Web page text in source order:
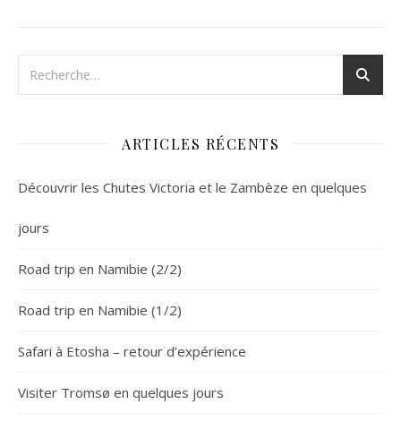
ARTICLES RÉCENTS
Découvrir les Chutes Victoria et le Zambèze en quelques
jours
Road trip en Namibie (2/2)
Road trip en Namibie (1/2)
Safari à Etosha – retour d’expérience
Visiter Tromsø en quelques jours